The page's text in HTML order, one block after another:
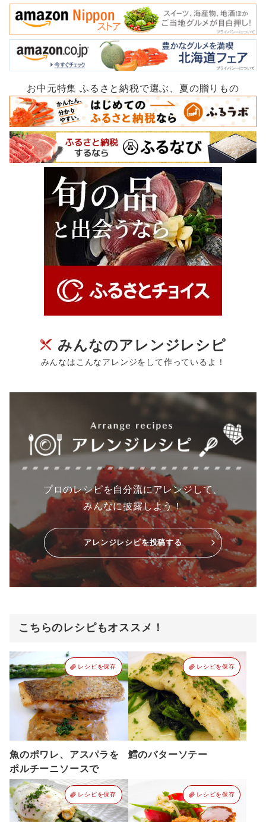
お中元特集 ふるさと納税で選ぶ、夏の贈りもの
みんなのアレンジレシピ
みんなはこんなアレンジをして作っているよ！
プロのレシピを自分流にアレンジして、
みんなに披露しよう！
アレンジレシピを投稿する
こちらのレシピもオススメ！
レシピを保存
魚のポワレ、アスパラを
ポルチーニソースで
レシピを保存
鱈のバターソテー
レシピを保存 レシピを保存